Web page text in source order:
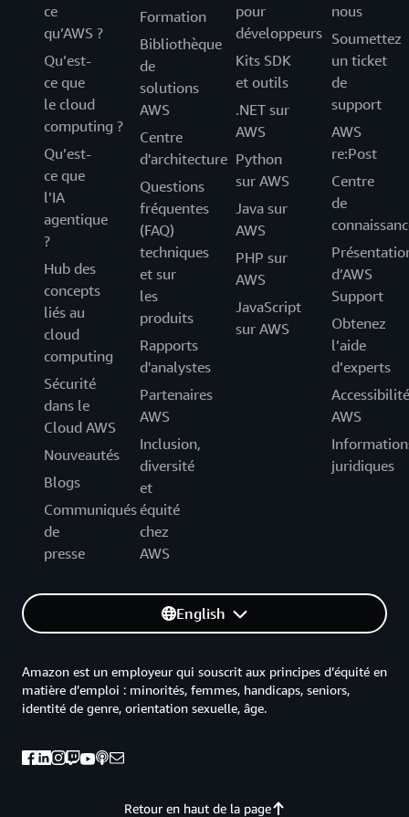
ce
qu’AWS ?
Qu’est-
ce que
le cloud
computing ?
Qu’est-
ce que
l’IA
agentique
?
Hub des
concepts
liés au
cloud
computing
Sécurité
dans le
Cloud AWS
Nouveautés
Blogs
Communiqués
de
presse
Formation
Bibliothèque
de
solutions
AWS
Centre
d'architecture
Questions
fréquentes
(FAQ)
techniques
et sur
les
produits
Rapports
d'analystes
Partenaires
AWS
Inclusion,
diversité
et
équité
chez
AWS
pour
développeurs
Kits SDK
et outils
.NET sur
AWS
Python
sur AWS
Java sur
AWS
PHP sur
AWS
JavaScript
sur AWS
nous
Soumettez
un ticket
de
support
AWS
re:Post
Centre
de
d’AWS
Support
Obtenez
l’aide
d’experts
Accessibilité
AWS
juridiques
English
Retour en haut de la page
Amazon est un employeur qui souscrit aux principes d’équité en
matière d’emploi : minorités, femmes, handicaps, seniors,
identité de genre, orientation sexuelle, âge.